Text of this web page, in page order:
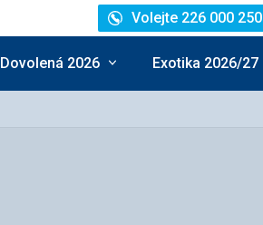
Volejte 226 000 250
Dovolená 2026 Exotika 2026/27